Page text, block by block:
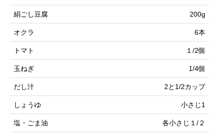
絹ごし豆腐 200g
オクラ 6本
トマト １/2個
玉ねぎ 1/4個
だし汁 2と1/2カップ
しょうゆ 小さじ1
塩・ごま油 各小さじ１/２